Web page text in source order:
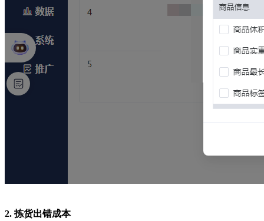
2. 拣货出错成本